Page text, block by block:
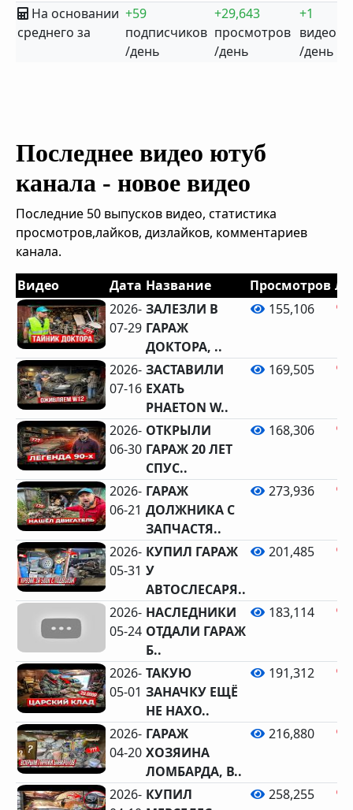
На основании
среднего за
+59
подписчиков
/день
+29,643
просмотров
/день
+1
видео
/день
Последнее видео ютуб
канала - новое видео
Последние 50 выпусков видео, статистика
просмотров,лайков, дизлайков, комментариев
канала.
Видео
Дата Название Просмотров
2026-
07-29
ЗАЛЕЗЛИ В
ГАРАЖ
ДОКТОРА, ..
155,106
2026-
07-16
ЗАСТАВИЛИ
ЕХАТЬ
PHAETON W..
169,505
2026-
06-30
ОТКРЫЛИ
ГАРАЖ 20 ЛЕТ
СПУС..
168,306
2026-
06-21
ГАРАЖ
ДОЛЖНИКА С
ЗАПЧАСТЯ..
273,936
2026-
05-31
КУПИЛ ГАРАЖ
У
АВТОСЛЕСАРЯ..
201,485
2026-
05-24
НАСЛЕДНИКИ
ОТДАЛИ ГАРАЖ
Б..
183,114
2026-
05-01
ТАКУЮ
ЗАНАЧКУ ЕЩЁ
НЕ НАХО..
191,312
2026-
04-20
ГАРАЖ
ХОЗЯИНА
ЛОМБАРДА, В..
216,880
2026- КУПИЛ
258,255